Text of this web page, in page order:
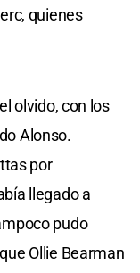
quienes
olvido, con los
Alonso.
por
llegado a
pudo
Ollie Bearman